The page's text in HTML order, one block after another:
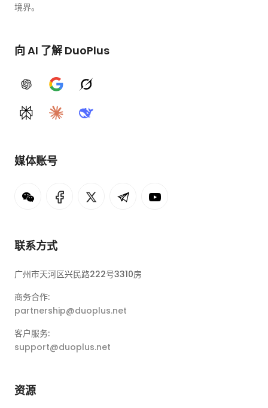
境界。
向 AI 了解 DuoPlus
ChatGPTGoogle AIGrok
PerplexityClaudeDeepSeek
媒体账号
联系方式
广州市天河区兴民路222号3310房
商务合作:
partnership@duoplus.net
客户服务:
support@duoplus.net
资源